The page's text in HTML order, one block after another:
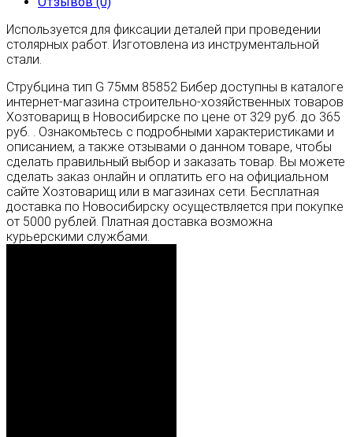
Используется для фиксации деталей при проведении
столярных работ. Изготовлена из инструментальной
стали.
Струбцина тип G 75мм 85852 Бибер доступны в каталоге
интернет-магазина строительно-хозяйственных товаров
Хозтоварищ в Новосибирске по цене от 329 руб. до 365
руб. . Ознакомьтесь с подробными характеристиками и
описанием, а также отзывами о данном товаре, чтобы
сделать правильный выбор и заказать товар. Вы можете
сделать заказ онлайн и оплатить его на официальном
сайте Хозтоварищ или в магазинах сети. Бесплатная
доставка по Новосибирску осуществляется при покупке
от 5000 рублей. Платная доставка возможна
курьерскими службами.